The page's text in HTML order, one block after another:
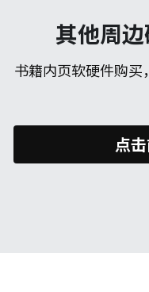
其他周
书籍内页软硬件购
点